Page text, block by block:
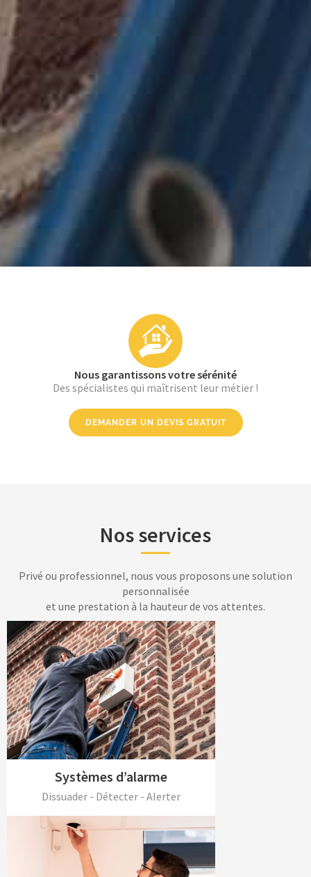
Nous garantissons votre sérénité
Des spécialistes qui maîtrisent leur métier !
DEMANDER UN DEVIS GRATUIT
Nos services
Privé ou professionnel, nous vous proposons une solution
personnalisée
et une prestation à la hauteur de vos attentes.
Systèmes d’alarme
Dissuader - Détecter - Alerter